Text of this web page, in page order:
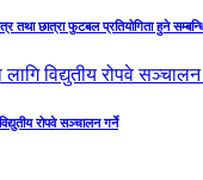
तथा छात्रा फुटबल प्रतियोगिता हुने
रोपवे सञ्चालन गर्ने